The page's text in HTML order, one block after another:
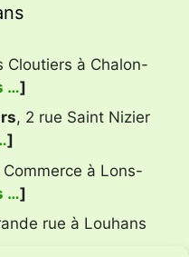
Cloutiers à Chalon-
…]
, 2 rue Saint Nizier
]
à Lons-
…]
rue à Louhans